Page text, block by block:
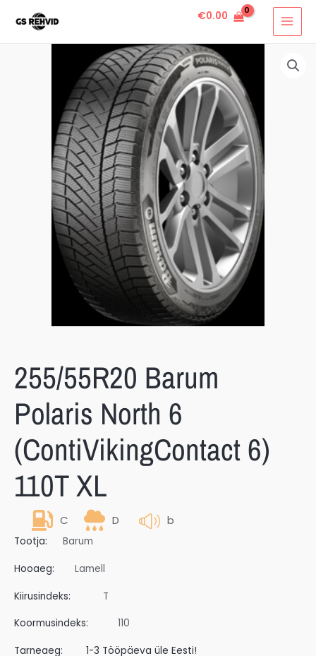
€0.00
255/55R20 Barum
Polaris North 6
(ContiVikingContact 6)
110T XL
C D b
Tootja: Barum
Hooaeg: Lamell
Kiirusindeks: T
Koormusindeks: 110
Tarneaeg: 1-3 Tööpäeva üle Eesti!